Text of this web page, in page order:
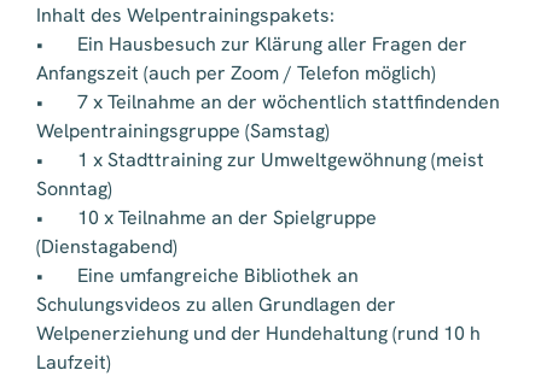
Inhalt des Welpentrainingspakets:
• Ein Hausbesuch zur Klärung aller Fragen der
Anfangszeit (auch per Zoom / Telefon möglich)
• 7 x Teilnahme an der wöchentlich stattfindenden
Welpentrainingsgruppe (Samstag)
• 1 x Stadttraining zur Umweltgewöhnung (meist
Sonntag)
• 10 x Teilnahme an der Spielgruppe
(Dienstagabend)
• Eine umfangreiche Bibliothek an
Schulungsvideos zu allen Grundlagen der
Welpenerziehung und der Hundehaltung (rund 10 h
Laufzeit)